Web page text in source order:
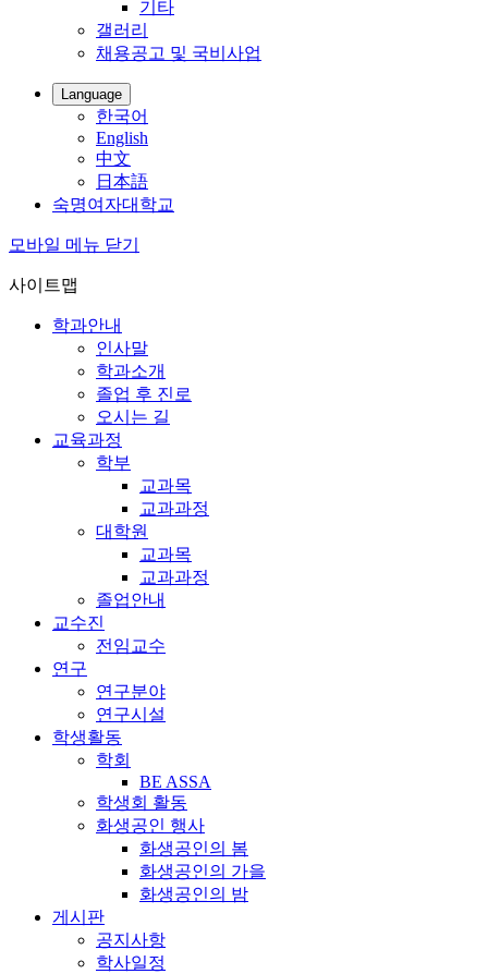
기타
갤러리
채용공고 및 국비사업
Language
한국어
English
中文
日本語
숙명여자대학교
모바일 메뉴 닫기
사이트맵
학과안내
인사말
학과소개
졸업 후 진로
오시는 길
교육과정
학부
교과목
교과과정
대학원
교과목
교과과정
졸업안내
교수진
전임교수
연구
연구분야
연구시설
학생활동
학회
BE ASSA
학생회 활동
화생공인 행사
화생공인의 봄
화생공인의 가을
화생공인의 밤
게시판
공지사항
학사일정